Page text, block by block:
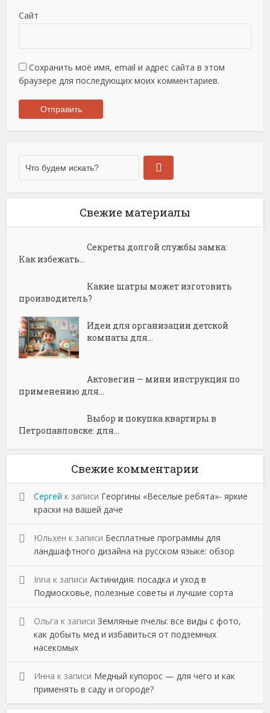
Сайт
Сохранить моё имя, email и адрес сайта в этом
браузере для последующих моих комментариев.
Свежие материалы
Секреты долгой службы замка:
Как избежать...
Какие шатры может изготовить
производитель?
Идеи для организации детской
комнаты для...
Актовегин — мини инструкция по
применению для...
Выбор и покупка квартиры в
Петропавловске: для...
Свежие комментарии
Сергей к записи Георгины «Веселые ребята»- яркие
краски на вашей даче
Юльхен к записи Бесплатные программы для
ландшафтного дизайна на русском языке: обзор
Inna к записиАктинидия: посадка и уход в
Подмосковье, полезные советы и лучшие сорта
Ольга к записиЗемляные пчелы: все виды с фото,
как добыть мед и избавиться от подземных
насекомых
Инна к записи Медный купорос — для чего и как
применять в саду и огороде?